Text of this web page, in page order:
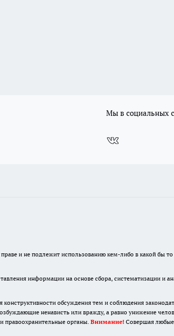
Мы в социальных
и не подлежит использованию кем-либо в какой бы
информации на основе сбора, систематизации и
обсуждения тем и соблюдения
ненависть или вражду, а равно унижение
правоохранительные органы. Внимание! Совершая любые